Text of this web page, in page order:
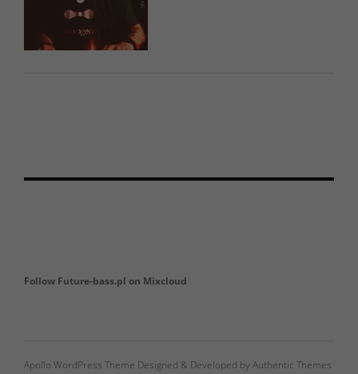
Follow Future-bass.pl on Mixcloud
Apollo WordPress Theme Designed & Developed by Authentic Themes